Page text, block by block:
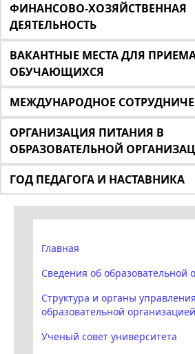
ФИНАНСОВО-ХОЗЯЙСТВЕННАЯ
ДЕЯТЕЛЬНОСТЬ
ВАКАНТНЫЕ МЕСТА ДЛЯ
ОБУЧАЮЩИХСЯ
МЕЖДУНАРОДНОЕ
ОРГАНИЗАЦИЯ ПИТАНИЯ В
ОБРАЗОВАТЕЛЬНОЙ
ГОД ПЕДАГОГА И НАСТАВНИКА
Главная
Сведения об образовательной
Структура и органы управления
образовательной организацией
Ученый совет университета